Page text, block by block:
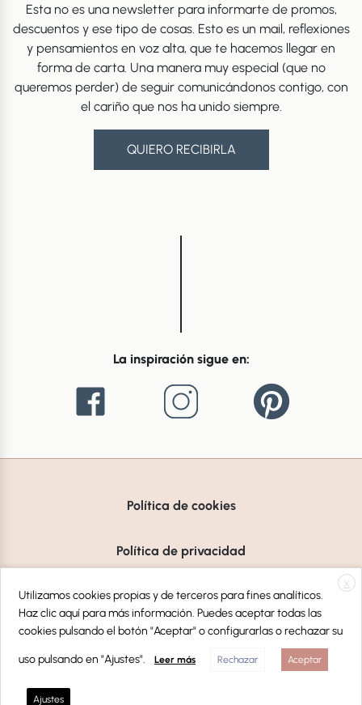
Esta no es una newsletter para informarte de promos,
descuentos y ese tipo de cosas. Esto es un mail, reflexiones
y pensamientos en voz alta, que te hacemos llegar en
forma de carta. Una manera muy especial (que no
queremos perder) de seguir comunicándonos contigo, con
el cariño que nos ha unido siempre.
QUIERO RECIBIRLA
La inspiración sigue en:
Política de cookies
Política de privacidad
Aviso Legal
X
Utilizamos cookies propias y de terceros para fines analíticos.
Haz clic aquí para más información. Puedes aceptar todas las
cookies pulsando el botón "Aceptar" o configurarlas o rechazar su
uso pulsando en "Ajustes". Leer más Rechazar Aceptar
Ajustes